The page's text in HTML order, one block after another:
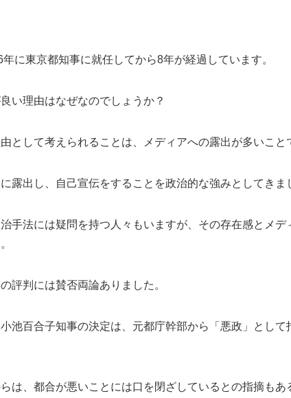
に東京都知事に就任してから8年が経過しています。
い理由はなぜなのでしょうか？
として考えられることは、メディアへの露出が多いこと
露出し、自己宣伝をすることを政治的な強みとしてきま
手法には疑問を持つ人々もいますが、その存在感とメデ
評判には賛否両論ありました。
池百合子知事の決定は、元都庁幹部から「悪政」として
は、都合が悪いことには口を閉ざしているとの指摘もあ